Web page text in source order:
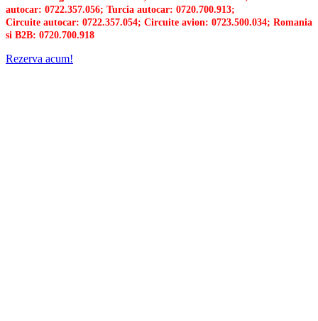
autocar: 0722.357.056; Turcia autocar: 0720.700.913;
Circuite autocar: 0722.357.054; Circuite avion: 0723.500.034; Romania
si B2B: 0720.700.918
Rezerva acum!